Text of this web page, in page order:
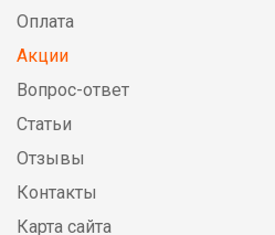
Оплата
Акции
Вопрос-ответ
Статьи
Отзывы
Контакты
Карта сайта